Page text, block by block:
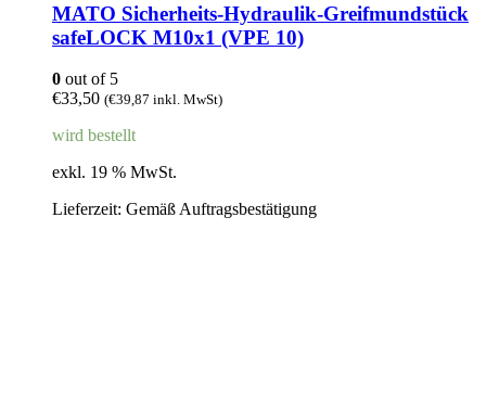
MATO Sicherheits-Hydraulik-Greifmundstück
safeLOCK M10x1 (VPE 10)
0 out of 5
€33,50 (€39,87 inkl. MwSt)
wird bestellt
exkl. 19 % MwSt.
Lieferzeit: Gemäß Auftragsbestätigung